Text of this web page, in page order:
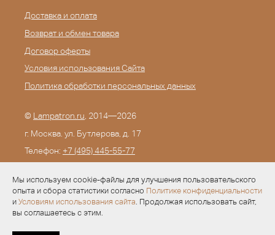
Мы используем cookie-файлы для улучшения пользовательского
опыта и сбора статистики согласно Политике конфиденциальности
и Условиям использования сайта. Продолжая использовать сайт,
вы соглашаетесь с этим.
Доставка и оплата
Возврат и обмен товара
Договор оферты
Условия использования Сайта
Политика обработки персональных данных
© Lampatron.ru , 2014—2026
г. Москва. ул. Бутлерова, д. 17
Телефон: +7 (495) 445-55-77
Разработка —Evid.ru